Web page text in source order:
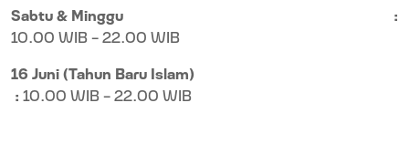
Sabtu & Minggu
:
10.00 WIB – 22.00 WIB
16 Juni (Tahun Baru Islam)
: 10.00 WIB – 22.00 WIB